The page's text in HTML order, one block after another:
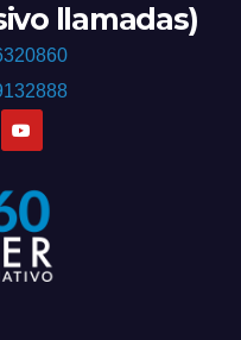
llamadas)